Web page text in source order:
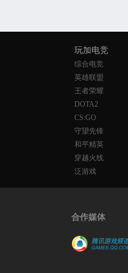
玩加电竞
综合电竞
英雄联盟
王者荣耀
DOTA2
CS:GO
守望先锋
和平精英
穿越火线
泛游戏
合作媒体